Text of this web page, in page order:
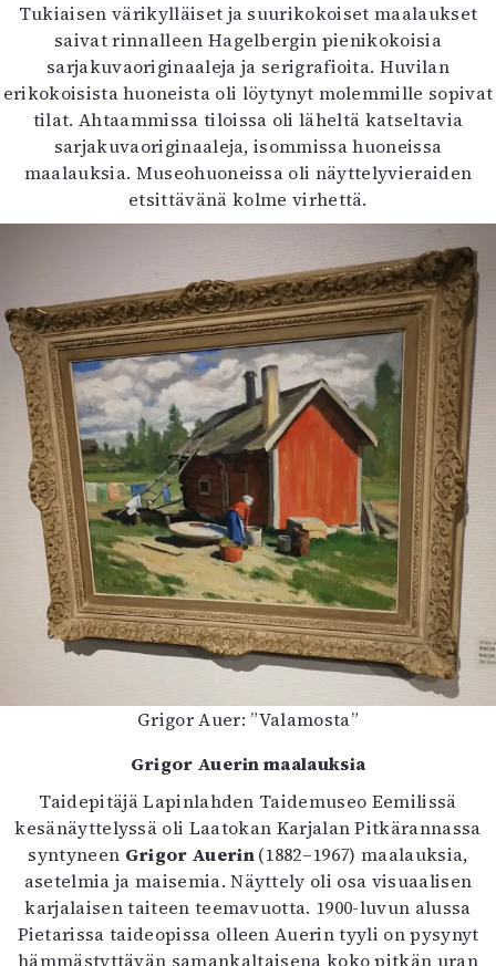
Tukiaisen värikylläiset ja suurikokoiset maalaukset
saivat rinnalleen Hagelbergin pienikokoisia
sarjakuvaoriginaaleja ja serigrafioita. Huvilan
erikokoisista huoneista oli löytynyt molemmille sopivat
tilat. Ahtaammissa tiloissa oli läheltä katseltavia
sarjakuvaoriginaaleja, isommissa huoneissa
maalauksia. Museohuoneissa oli näyttelyvieraiden
etsittävänä kolme virhettä.
Grigor Auer: ”Valamosta”
Grigor Auerin maalauksia
Taidepitäjä Lapinlahden Taidemuseo Eemilissä
kesänäyttelyssä oli Laatokan Karjalan Pitkärannassa
syntyneen Grigor Auerin(1882–1967) maalauksia,
asetelmia ja maisemia. Näyttely oli osa visuaalisen
karjalaisen taiteen teemavuotta. 1900-luvun alussa
Pietarissa taideopissa olleen Auerin tyyli on pysynyt
hämmästyttävän samankaltaisena koko pitkän uran